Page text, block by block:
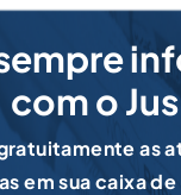
com o
as
em sua caixa